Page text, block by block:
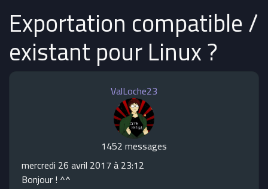
Exportation compatible /
existant pour Linux ?
ValLoche23
1452 messages
mercredi 26 avril 2017 à 23:12
Bonjour ! ^^